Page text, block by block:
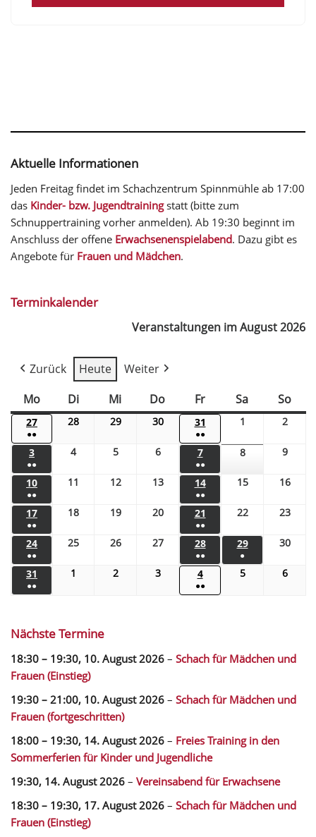
Aktuelle Informationen
Jeden Freitag findet im Schachzentrum Spinnmühle ab 17:00
das Kinder- bzw. Jugendtrainingstatt (bitte zum
Schnuppertraining vorher anmelden). Ab 19:30 beginnt im
Anschluss der offene Erwachsenenspielabend. Dazu gibt es
Angebote für Frauen und Mädchen.
Terminkalender
Veranstaltungen im August 2026
Zurück Heute
Weiter
Mo
Di Mi Do Fr Sa So
27
●●
28 29 30 31
●●
1 2
3
●●
4 5 6 7
●●
8 9
10
●●
11 12 13 14
●●
15 16
17
●●
18 19 20 21
●●
22 23
24
●●
25 26 27 28
●●
29
●
30
31
●●
1 2 3 4
●●
5 6
Nächste Termine
18:30 – 19:30, 10. August 2026 – Schach für Mädchen und
Frauen (Einstieg)
19:30 – 21:00, 10. August 2026 – Schach für Mädchen und
Frauen (fortgeschritten)
18:00 – 19:30, 14. August 2026 – Freies Training in den
Sommerferien für Kinder und Jugendliche
19:30, 14. August 2026 – Vereinsabend für Erwachsene
18:30 – 19:30, 17. August 2026 – Schach für Mädchen und
Frauen (Einstieg)